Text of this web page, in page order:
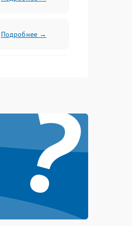
Подробнее →
Подробнее →
Подробнее →
Подробнее →
?